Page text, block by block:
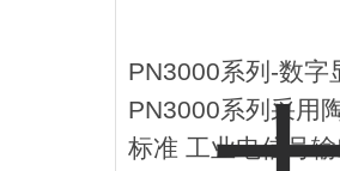
PN3000系列-数字
PN3000系列采用
标准 工业电信号